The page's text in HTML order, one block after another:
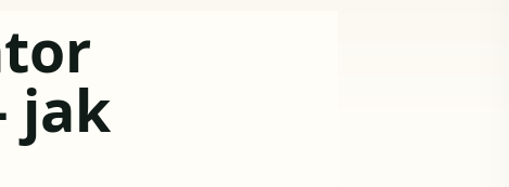
jak